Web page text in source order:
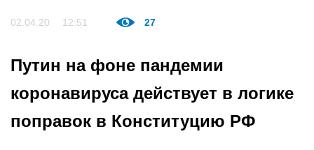
02.04.20 12:51 27
Путин на фоне пандемии
коронавируса действует в логике
поправок в Конституцию РФ